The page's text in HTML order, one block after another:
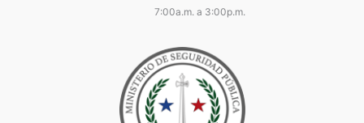
7:00a.m. a 3:00p.m.